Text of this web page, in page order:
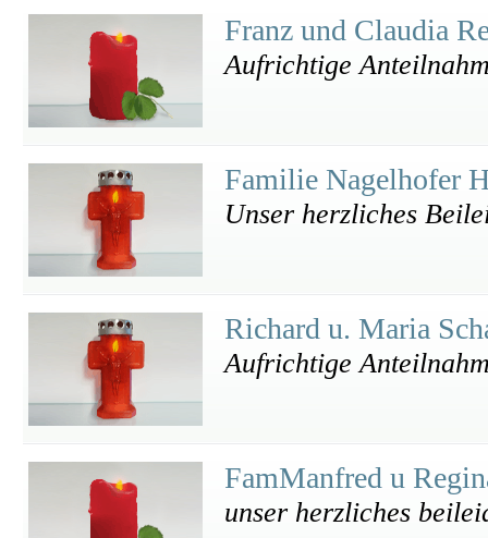
Franz und Claudia
Aufrichtige
Familie Nagelhofer
Unser herzliches
Richard u. Maria
Aufrichtige
FamManfred u
unser herzliches